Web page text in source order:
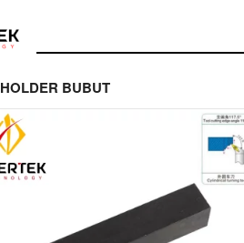
HOLDER BUBUT